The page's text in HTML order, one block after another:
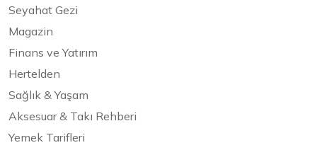
Seyahat Gezi
Magazin
Finans ve Yatırım
Hertelden
Sağlık & Yaşam
Aksesuar & Takı Rehberi
Yemek Tarifleri